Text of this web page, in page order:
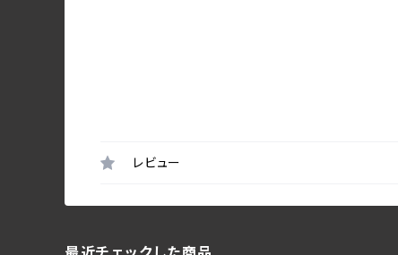
レビュー